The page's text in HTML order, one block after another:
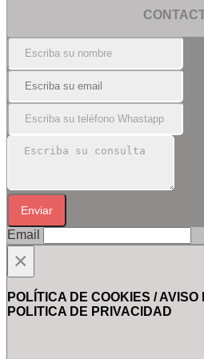
Enviar
Email
×
POLÍTICA DE COOKIES / AVISO
POLITICA DE PRIVACIDAD